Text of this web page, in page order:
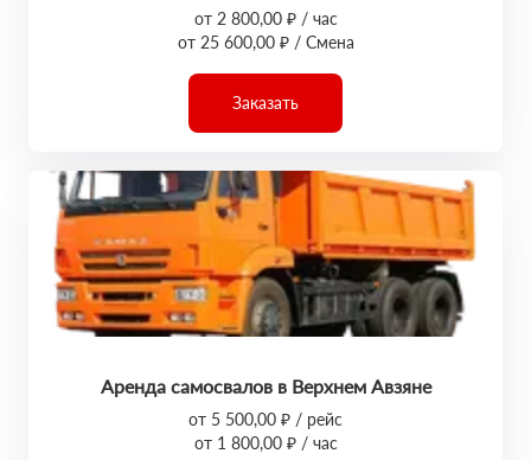
от 2 800,00 ₽ / час
от 25 600,00 ₽ / Смена
Заказать
Аренда самосвалов в Верхнем Авзяне
от 5 500,00 ₽ / рейс
от 1 800,00 ₽ / час